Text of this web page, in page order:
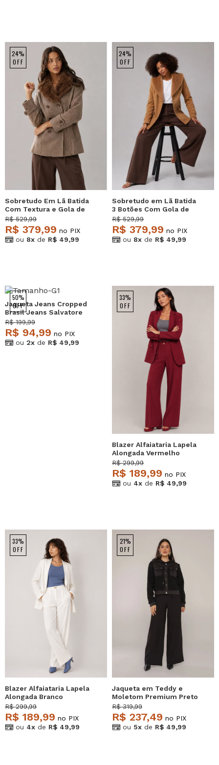
24%
OFF
Sobretudo Em Lã Batida
Com Textura e Gola de
Pelo Removível Marrom
Salvatore
R$ 529,99
R$ 379,99 no PIX
ou 8x de R$ 49,99
24%
OFF
Sobretudo em Lã Batida
3 Botões Com Gola de
Pelo Caramelo Salvatore
R$ 529,99
R$ 379,99 no PIX
ou 8x de R$ 49,99
50%
OFF
Jaqueta Jeans Cropped
Brasil Jeans Salvatore
R$ 199,99
R$ 94,99 no PIX
ou 2x de R$ 49,99
33%
OFF
Blazer Alfaiataria Lapela
Alongada Vermelho
Salvatore
R$ 299,99
R$ 189,99 no PIX
ou 4x de R$ 49,99
33%
OFF
Blazer Alfaiataria Lapela
Alongada Branco
Salvatore
R$ 299,99
R$ 189,99 no PIX
ou 4x de R$ 49,99
21%
OFF
Jaqueta em Teddy e
Moletom Premium Preto
Salvatore
R$ 319,99
R$ 237,49 no PIX
ou 5x de R$ 49,99